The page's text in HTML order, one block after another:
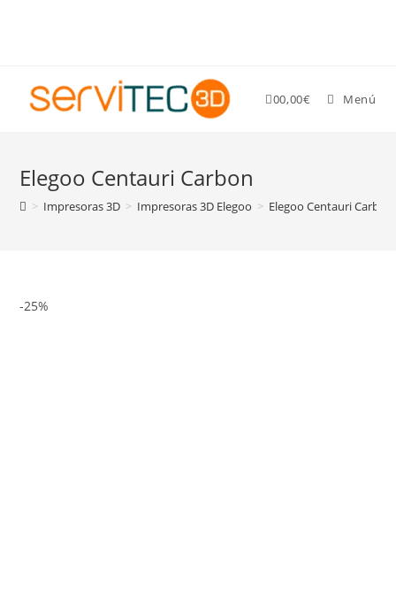
00,00€ Menú
Elegoo Centauri Carbon
> Impresoras 3D > Impresoras 3D Elegoo > Elegoo Centauri Carbon
-25%